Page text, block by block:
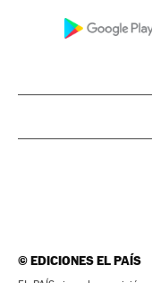
©EDICIONES EL PAÍS